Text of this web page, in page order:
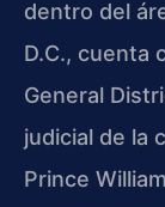
dentro del
D.C., cuenta
General
judicial de la
Prince